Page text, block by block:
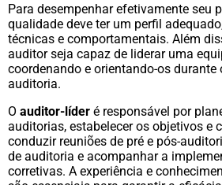
Para desempenhar efetivamente seu
qualidade deve ter um perfil
técnicas e comportamentais. Além
auditor seja capaz de liderar uma
coordenando e orientando-os durante
auditoria.
O auditor-líder é responsável por
auditorias, estabelecer os objetivos e
conduzir reuniões de pré e pós-
de auditoria e acompanhar a
corretivas. A experiência e